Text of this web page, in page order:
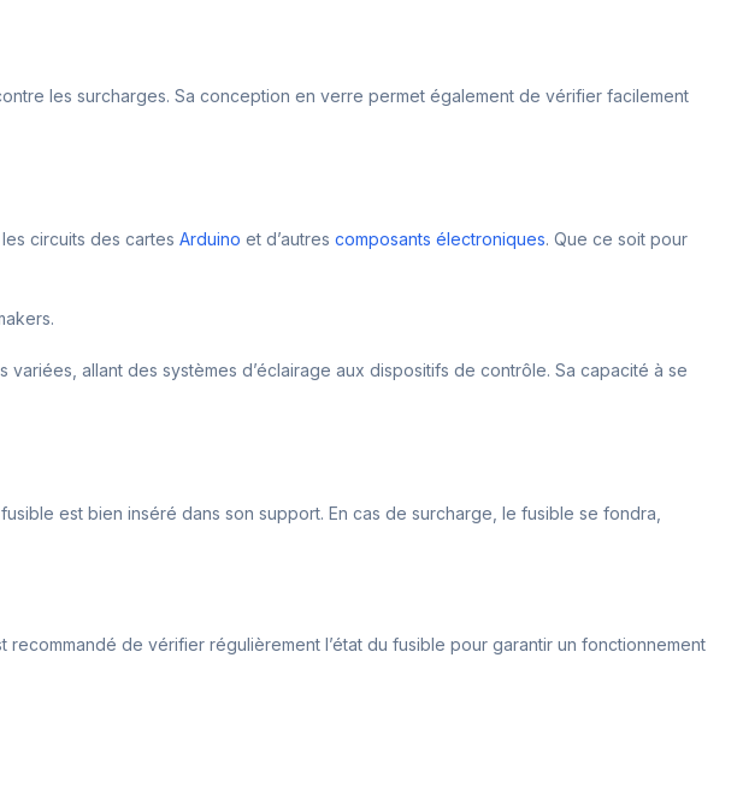
les surcharges. Sa conception en verre permet également de vérifier facilement
circuits des cartes Arduino et d’autres composants électroniques. Que ce soit pour
allant des systèmes d’éclairage aux dispositifs de contrôle. Sa capacité à se
est bien inséré dans son support. En cas de surcharge, le fusible se fondra,
de vérifier régulièrement l’état du fusible pour garantir un fonctionnement